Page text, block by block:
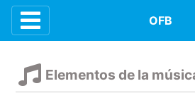
OFB
Contenidos
Elementos de la